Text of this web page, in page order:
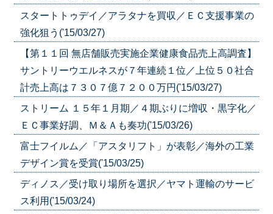
スタートトゥデイ／アラタナを買収／ＥＣ支援事業の
強化狙う('15/03/27)
【第１１回 無店舗販売実施企業健康食品売上高調査】
サントリーウエルネスが７年連続１位／上位５０社合
計売上高は７３０７億７２００万円('15/03/27)
ストリーム １５年１月期／４期ぶりに増収・黒字化／
ＥＣ事業好調、Ｍ＆Ａも奏功('15/03/26)
富士フイルム／「アスタリフト」が表彰／海外の工業
デザイン賞を受賞('15/03/25)
ディノス／受け取り場所を選択／ヤマト運輸のサービ
ス利用('15/03/24)